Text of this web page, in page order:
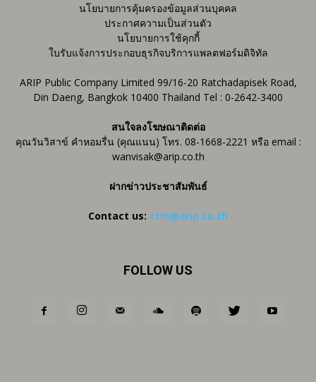
นโยบายการคุ้มครองข้อมูลส่วนบุคคล
ประกาศความเป็นส่วนตัว
นโยบายการใช้คุกกี้
ใบรับแจ้งการประกอบธุรกิจบริการแพลตฟอร์มดิจิทัล
ARIP Public Company Limited 99/16-20 Ratchadapisek Road,
Din Daeng, Bangkok 10400 Thailand Tel : 0-2642-3400
สนใจลงโฆษณาติดต่อ
คุณวันวิสาข์ คำหอมรื่น (คุณแนน) โทร. 08-1668-2221 หรือ email :
wanvisak@arip.co.th
ฝากข่าวประชาสัมพันธ์
Contact us: ctm@arip.co.th
FOLLOW US